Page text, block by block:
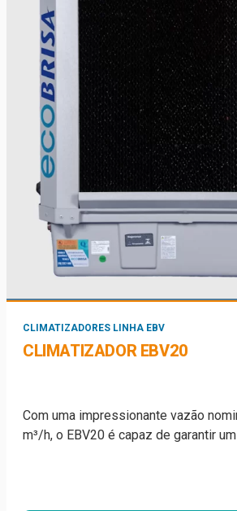
CLIMATIZADORES LINHA EBV
CLIMATIZADOR EBV20
Com uma impressionante vazão
m³/h, o EBV20 é capaz de garantir